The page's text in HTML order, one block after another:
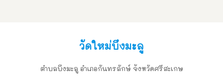
วัดใหม่บึงมะลู
ตำบลบึงมะลู อำเภอกันทรลักษ์ จังหวัดศรีสะเกษ